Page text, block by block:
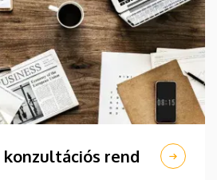
konzultációs rend